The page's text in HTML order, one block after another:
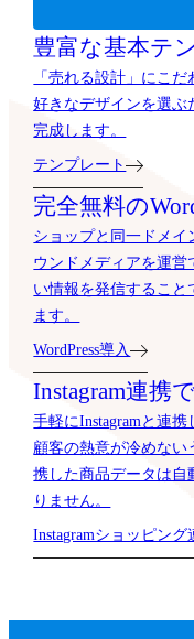
豊富な基本テ
「売れる設計」にこ
好きなデザインを選ぶ
完成します。
テンプレート
完全無料の
ショップと同一ドメイ
ウンドメディアを運営
い情報を発信すること
ます。
WordPress導入
Instagram連携
手軽にInstagramと連
顧客の熱意が冷めない
携した商品データは自
りません。
Instagramショッピング